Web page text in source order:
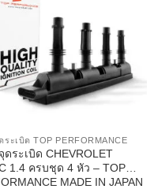
ระเบิด TOP PERFORMANCE
ดระเบิด CHEVROLET
1.4 ครบชุด 4 หัว – TOP
MADE IN JAPAN